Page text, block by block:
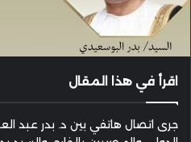
اقرأ في هذا المقال
جرى اتصال هاتفي بين د. بدر عبد